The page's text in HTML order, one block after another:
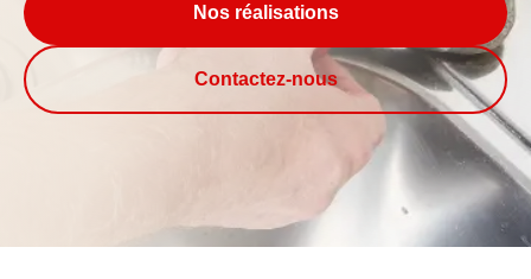
Nos réalisations
Contactez-nous